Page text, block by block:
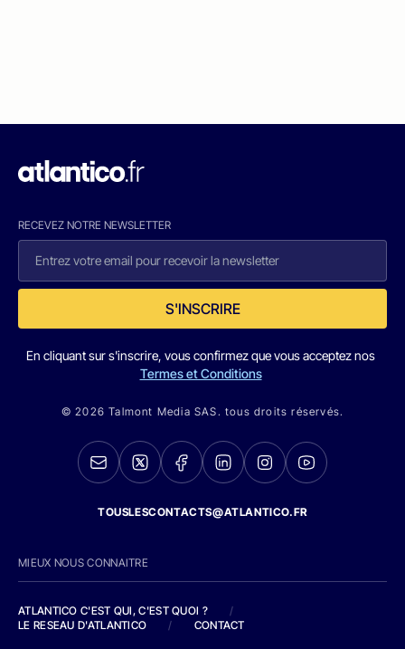
RECEVEZ NOTRE NEWSLETTER
S'INSCRIRE
En cliquant sur s'inscrire, vous confirmez que vous acceptez nos
Termes et Conditions
© 2026 Talmont Media SAS. tous droits réservés.
TOUSLESCONTACTS@ATLANTICO.FR
MIEUX NOUS CONNAITRE
ATLANTICO C'EST QUI, C'EST QUOI ?
/
LE RESEAU D'ATLANTICO
/ CONTACT